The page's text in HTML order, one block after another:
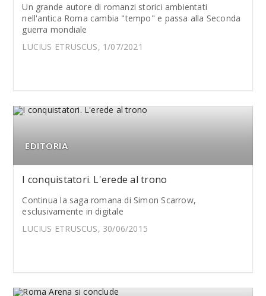
Un grande autore di romanzi storici ambientati
nell'antica Roma cambia "tempo" e passa alla Seconda
guerra mondiale
LUCIUS ETRUSCUS, 1/07/2021
EDITORIA
I conquistatori. L'erede al trono
Continua la saga romana di Simon Scarrow,
esclusivamente in digitale
LUCIUS ETRUSCUS, 30/06/2015